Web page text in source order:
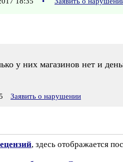
у них магазинов нет и
Заявить о нарушении
, здесь отображается